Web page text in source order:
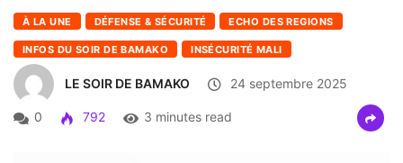
À LA UNE DÉFENSE & SÉCURITÉ ECHO DES REGIONS
INFOS DU SOIR DE BAMAKO INSÉCURITÉ MALI
LE SOIR DE BAMAKO 24 septembre 2025
0 792 3 minutes read